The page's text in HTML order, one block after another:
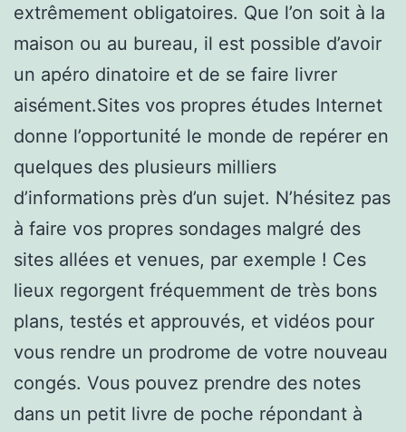
extrêmement obligatoires. Que l’on soit à la
maison ou au bureau, il est possible d’avoir
un apéro dinatoire et de se faire livrer
aisément.Sites vos propres études Internet
donne l’opportunité le monde de repérer en
quelques des plusieurs milliers
d’informations près d’un sujet. N’hésitez pas
à faire vos propres sondages malgré des
sites allées et venues, par exemple ! Ces
lieux regorgent fréquemment de très bons
plans, testés et approuvés, et vidéos pour
vous rendre un prodrome de votre nouveau
congés. Vous pouvez prendre des notes
dans un petit livre de poche répondant à